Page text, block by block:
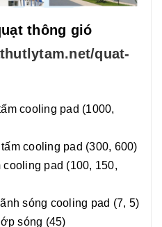
thông gió
quat-
cooling pad (1000,
cooling pad (300, 600)
pad (100, 150,
sóng cooling pad (7, 5)
sóng (45)